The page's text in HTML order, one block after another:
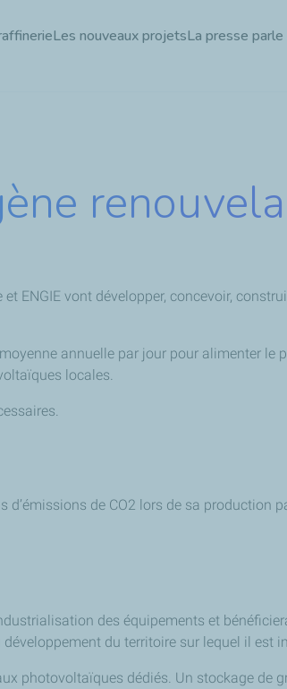
AllerLes nouveaux projetsLa presse parle
vont développer, concevoir,
annuelle par jour pour alimenter
locales.
d’émissions de CO2 lors de sa
des équipements et
du territoire sur lequel il est
photovoltaïques dédiés. Un stockage de